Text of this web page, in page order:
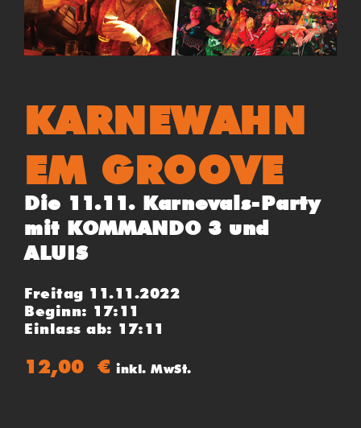
KARNEWAHN
EM GROOVE
Die 11.11. Karnevals-Party
mit KOMMANDO 3 und
ALUIS
Freitag 11.11.2022
Beginn: 17:11
Einlass ab: 17:11
12,00€ inkl. MwSt.